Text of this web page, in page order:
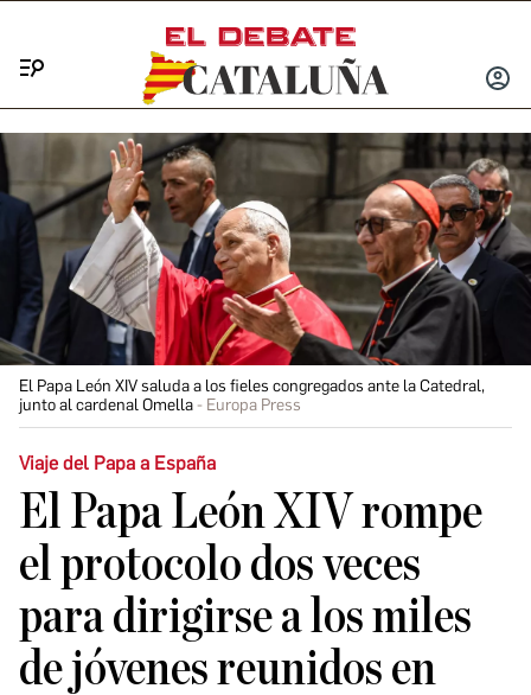
INICIAR
El Papa León XIV saluda a los fieles congregados ante la Catedral,
junto al cardenal Omella
Europa Press
Viaje del Papa a España
El Papa León XIV rompe
el protocolo dos veces
para dirigirse a los miles
de jóvenes reunidos en